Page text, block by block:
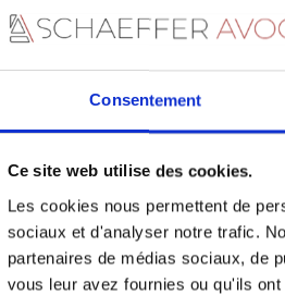
Consentement
Ce site web utilise des cookies.
Les cookies nous permettent de
sociaux et d'analyser notre trafic.
partenaires de médias sociaux, de
vous leur avez fournies ou qu'ils
Schaeffer vous conseille, vous
du droit de propriété : le bornage
de voisinage
Schaeffer vous conseille, vous
les troubles de voisinage, par